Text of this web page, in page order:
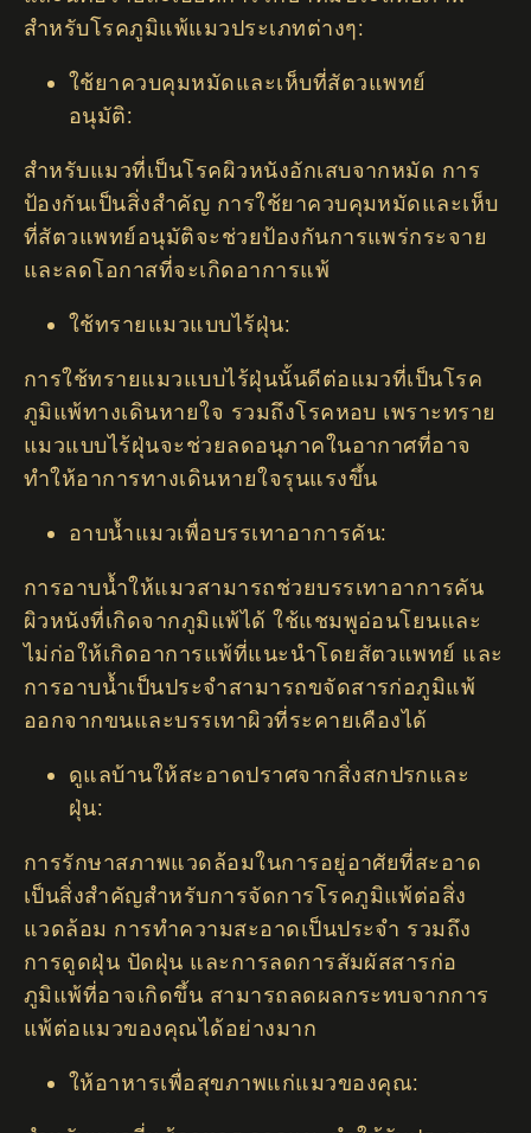
สำหรับโรคภูมิแพ้แมวประเภทต่างๆ:
ใช้ยาควบคุมหมัดและเห็บที่สัตวแพทย์
อนุมัติ:
สำหรับแมวที่เป็นโรคผิวหนังอักเสบจากหมัด การ
ป้องกันเป็นสิ่งสำคัญ การใช้ยาควบคุมหมัดและเห็บ
ที่สัตวแพทย์อนุมัติจะช่วยป้องกันการแพร่กระจาย
และลดโอกาสที่จะเกิดอาการแพ้
ใช้ทรายแมวแบบไร้ฝุ่น:
การใช้ทรายแมวแบบไร้ฝุ่นนั้นดีต่อแมวที่เป็นโรค
ภูมิแพ้ทางเดินหายใจ รวมถึงโรคหอบ เพราะทราย
แมวแบบไร้ฝุ่นจะช่วยลดอนุภาคในอากาศที่อาจ
ทำให้อาการทางเดินหายใจรุนแรงขึ้น
อาบน้ำแมวเพื่อบรรเทาอาการคัน:
การอาบน้ำให้แมวสามารถช่วยบรรเทาอาการคัน
ผิวหนังที่เกิดจากภูมิแพ้ได้ ใช้แชมพูอ่อนโยนและ
ไม่ก่อให้เกิดอาการแพ้ที่แนะนำโดยสัตวแพทย์ และ
การอาบน้ำเป็นประจำสามารถขจัดสารก่อภูมิแพ้
ออกจากขนและบรรเทาผิวที่ระคายเคืองได้
ดูแลบ้านให้สะอาดปราศจากสิ่งสกปรกและ
ฝุ่น:
การรักษาสภาพแวดล้อมในการอยู่อาศัยที่สะอาด
เป็นสิ่งสำคัญสำหรับการจัดการโรคภูมิแพ้ต่อสิ่ง
แวดล้อม การทำความสะอาดเป็นประจำ รวมถึง
การดูดฝุ่น ปัดฝุ่น และการลดการสัมผัสสารก่อ
ภูมิแพ้ที่อาจเกิดขึ้น สามารถลดผลกระทบจากการ
แพ้ต่อแมวของคุณได้อย่างมาก
ให้อาหารเพื่อสุขภาพแก่แมวของคุณ: